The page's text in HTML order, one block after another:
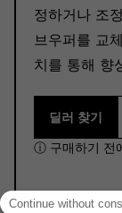
정하거나 조
브우퍼를 교
치를 통해 향
딜러 찾기
ⓘ 구매하기 전